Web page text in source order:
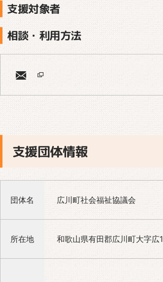
支援対象者
相談・利用方法
支援団体情報
団体名 広川町社会福祉協議会
所在地 和歌山県有田郡広川町大字